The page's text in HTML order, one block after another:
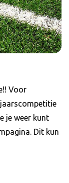
Voor
je weer kunt
Dit kun